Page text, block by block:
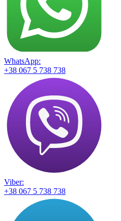
WhatsApp:
+38 067 5 738 738
Viber:
+38 067 5 738 738